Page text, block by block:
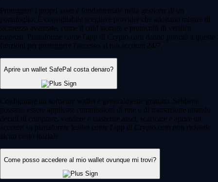
Proteggere i propri asset è fondamentale nella gestione di un
portafoglio. È consigliabile scegliere provider che adottano misure di
sicurezza avanzate, come il cold storage e protocolli di verifica
rigorosi. Piattaforme come l'app di Crypto.com danno priorità a queste
funzioni per proteggere l'accesso al tuo account 24/7.
Aprire un wallet SafePal costa denaro?
Configurare un software wallet è generalmente gratuito. Sebbene
possano essere applicate commissioni di rete o di transazione quando
decidi di comprare, vendere o trasferire asset, scaricare e aprire un
account su piattaforme leader come l'app di Crypto.com non richiede
alcun costo iniziale.
Come posso accedere al mio wallet ovunque mi trovi?